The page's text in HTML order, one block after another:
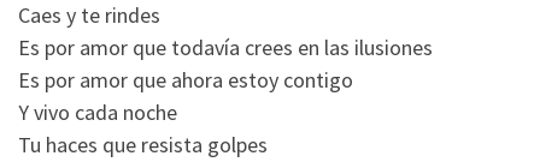
Caes y te rindes
Es por amor que todavía crees en las ilusiones
Es por amor que ahora estoy contigo
Y vivo cada noche
Tu haces que resista golpes